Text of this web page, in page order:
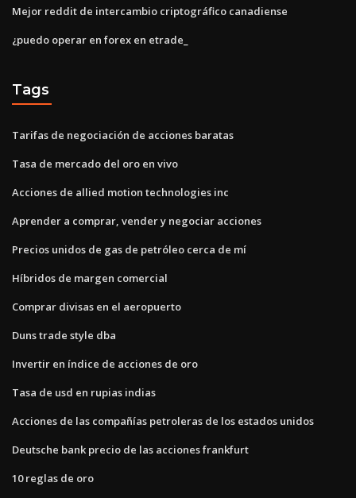
Mejor reddit de intercambio criptográfico canadiense
¿puedo operar en forex en etrade_
Tags
Tarifas de negociación de acciones baratas
Tasa de mercado del oro en vivo
Acciones de allied motion technologies inc
Aprender a comprar, vender y negociar acciones
Precios unidos de gas de petróleo cerca de mí
Híbridos de margen comercial
Comprar divisas en el aeropuerto
Duns trade style dba
Invertir en índice de acciones de oro
Tasa de usd en rupias indias
Acciones de las compañías petroleras de los estados unidos
Deutsche bank precio de las acciones frankfurt
10 reglas de oro